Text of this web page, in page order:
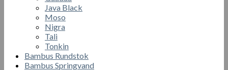
Java Black
Moso
Nigra
Tali
Tonkin
Bambus Rundstok
Bambus Springvand